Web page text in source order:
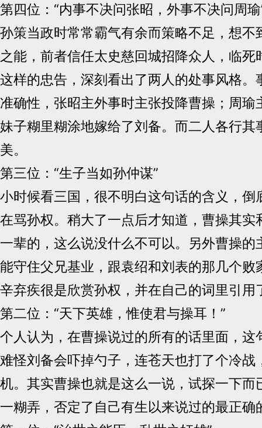
第四位：“内事不决问张昭，外事不决问周瑜
孙策当政时常常霸气有余而策略不足，想不
之能，前者信任太史慈回城招降众人，临死
这样的忠告，深刻看出了两人的处事风格。
准确性，张昭主外事时主张投降曹操；周瑜
妹子糊里糊涂地嫁给了刘备。而二人各行其
美。
第三位：“生子当如孙仲谋”
小时候看三国，很不明白这句话的含义，倒
在骂孙权。稍大了一点后才知道，曹操其实
一辈的，这么说没什么不可以。另外曹操的
能守住父兄基业，跟袁绍和刘表的那几个败
辛弃疾很是欣赏孙权，并在自己的词里引用
第二位：“天下英雄，惟使君与操耳！”
个人认为，在曹操说过的所有的话里面，这
难怪刘备会吓掉勺子，连苍天也打了个冷战
机。其实曹操也就是这么一说，试探一下而
一糊弄，否定了自己有生以来说过的最正确